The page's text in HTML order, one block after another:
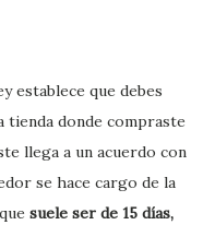
establece que debes
tienda donde compraste
llega a un acuerdo con
se hace cargo de la
suele ser de 15 días,